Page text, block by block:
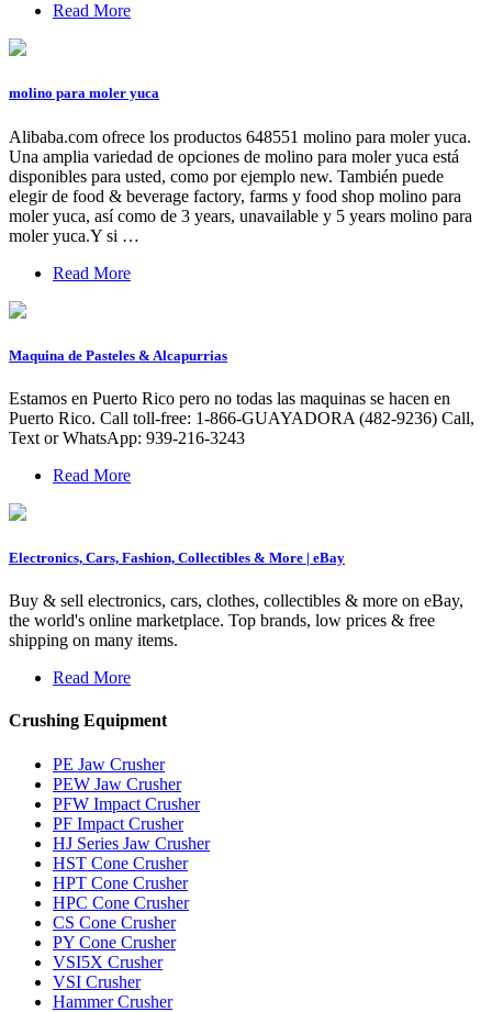
Read More
molino para moler yuca
Alibaba.com ofrece los productos 648551 molino para moler yuca.
Una amplia variedad de opciones de molino para moler yuca está
disponibles para usted, como por ejemplo new. También puede
elegir de food & beverage factory, farms y food shop molino para
moler yuca, así como de 3 years, unavailable y 5 years molino para
moler yuca.Y si …
Read More
Maquina de Pasteles & Alcapurrias
Estamos en Puerto Rico pero no todas las maquinas se hacen en
Puerto Rico. Call toll-free: 1-866-GUAYADORA (482-9236) Call,
Text or WhatsApp: 939-216-3243
Read More
Electronics, Cars, Fashion, Collectibles & More | eBay
Buy & sell electronics, cars, clothes, collectibles & more on eBay,
the world's online marketplace. Top brands, low prices & free
shipping on many items.
Read More
Crushing Equipment
PE Jaw Crusher
PEW Jaw Crusher
PFW Impact Crusher
PF Impact Crusher
HJ Series Jaw Crusher
HST Cone Crusher
HPT Cone Crusher
HPC Cone Crusher
CS Cone Crusher
PY Cone Crusher
VSI5X Crusher
VSI Crusher
Hammer Crusher